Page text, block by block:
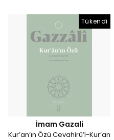
Tükendi
İmam Gazali
Kur’an’ın Özü Cevahirü’l-Kur’an